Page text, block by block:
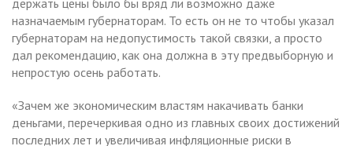
назначаемым губернаторам. То есть он не то чтобы указал
губернаторам на недопустимость такой связки, а просто
дал рекомендацию, как она должна в эту предвыборную и
непростую осень работать.
«Зачем же экономическим властям накачивать банки
деньгами, перечеркивая одно из главных своих достижений
последних лет и увеличивая инфляционные риски в